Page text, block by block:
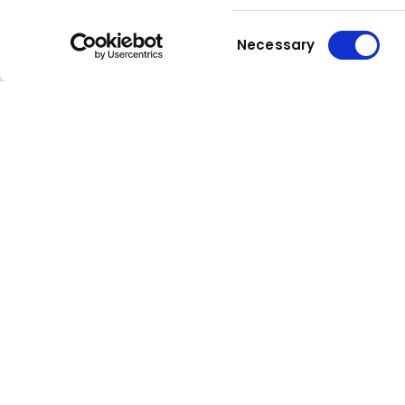
Necessary